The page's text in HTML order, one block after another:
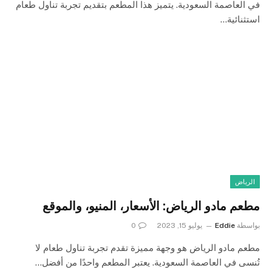
في العاصمة السعودية. يتميز هذا المطعم بتقديم تجربة تناول طعام
استثنائية…
الرياض
مطعم مادو الرياض: الأسعار، المنيو، والموقع
بواسطة Eddie يوليو 15, 2023 0
مطعم مادو الرياض هو وجهة مميزة تقدم تجربة تناول طعام لا
تُنسى في العاصمة السعودية. يعتبر المطعم واحدًا من أفضل…